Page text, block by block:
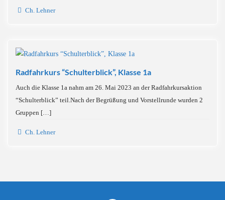
Ch. Lehner
Radfahrkurs “Schulterblick”, Klasse 1a
Auch die Klasse 1a nahm am 26. Mai 2023 an der Radfahrkursaktion
“Schulterblick” teil.Nach der Begrüßung und Vorstellrunde wurden 2
Gruppen […]
Ch. Lehner